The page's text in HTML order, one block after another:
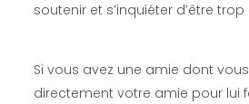
soutenir et s’inquiéter d’être
Si vous avez une amie dont
directement votre amie pour lui